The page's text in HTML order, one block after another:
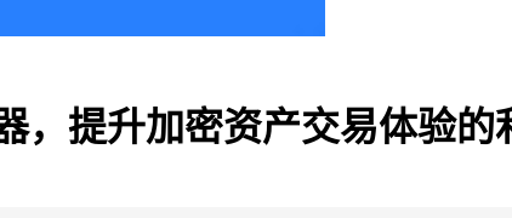
，提升加密资产交易体验的